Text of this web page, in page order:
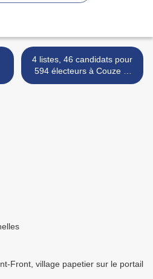
4 listes, 46 candidats pour
594 électeurs à Couze et
Saint-Front ! >
Front, village papetier sur le portail